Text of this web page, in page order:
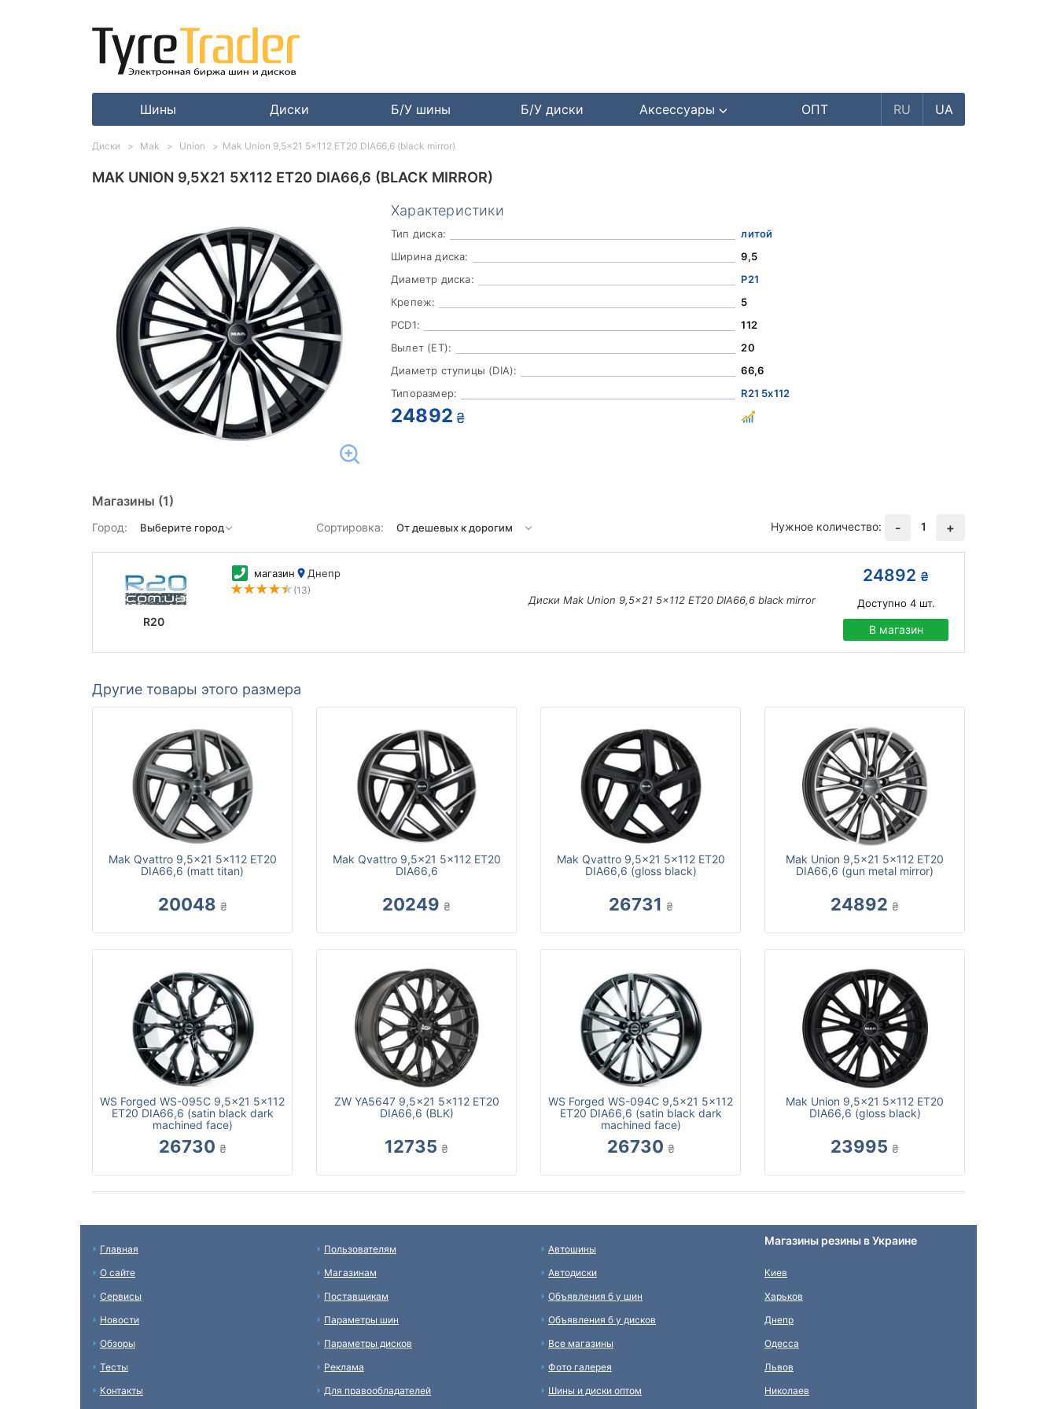
Шины Диски Б/У шины Б/У диски Аксессуары ОПТ RU UA
MAK UNION 9,5X21 5X112 ET20 DIA66,6 (BLACK MIRROR)
Характеристики
Тип диска:
литой
Ширина диска:
9,5
Диаметр диска:
Р21
Крепеж:
5
PCD1:
112
Вылет (ET):
20
Диаметр ступицы (DIA):
66,6
Типоразмер:
R21 5x112
24892 ₴
Магазины (1)
Город: Сортировка: Нужное количество: - 1 +
R20
магазин Днепр
(13)
Диски Mak Union 9,5x21 5x112 ET20 DIA66,6 black mirror
24892 ₴
Доступно 4шт.
В магазин
Другие товары этого размера
Mak Qvattro 9,5x21 5x112 ET20
DIA66,6 (matt titan)
20048 ₴
Mak Qvattro 9,5x21 5x112 ET20
DIA66,6
20249 ₴
Mak Qvattro 9,5x21 5x112 ET20
DIA66,6 (gloss black)
26731 ₴
Mak Union 9,5x21 5x112 ET20
DIA66,6 (gun metal mirror)
24892 ₴
WS Forged WS-095C 9,5x21 5x112
ET20 DIA66,6 (satin black dark
machined face)
26730 ₴
ZW YA5647 9,5x21 5x112 ET20
DIA66,6 (BLK)
12735 ₴
WS Forged WS-094C 9,5x21 5x112
ET20 DIA66,6 (satin black dark
machined face)
26730 ₴
Mak Union 9,5x21 5x112 ET20
DIA66,6 (gloss black)
23995 ₴
Диски Mak Union Mak Union 9,5x21 5x112 ET20 DIA66,6 (black mirror)
Главная
О сайте
Сервисы
Новости
Обзоры
Тесты
Контакты
Пользователям
Магазинам
Поставщикам
Параметры шин
Параметры дисков
Реклама
Для правообладателей
Автошины
Автодиски
Объявления б у шин
Объявления б у дисков
Все магазины
Фото галерея
Шины и диски оптом
Магазины резины в Украине
Киев
Харьков
Днепр
Одесса
Львов
Николаев